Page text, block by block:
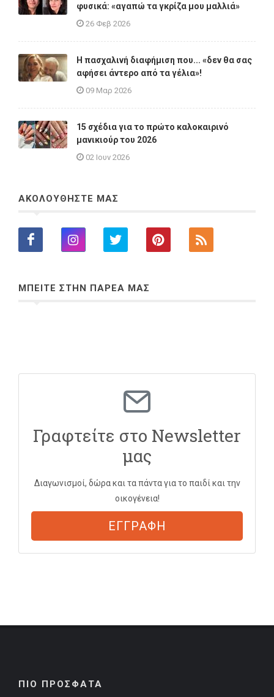
φυσικά: «αγαπώ τα γκρίζα μου μαλλιά»
26 Φεβ 2026
Η πασχαλινή διαφήμιση που... «δεν θα σας
αφήσει άντερο από τα γέλια»!
09 Μαρ 2026
15 σχέδια για το πρώτο καλοκαιρινό
μανικιούρ του 2026
02 Ιουν 2026
ΑΚΟΛΟΥΘΗΣΤΕ ΜΑΣ
ΜΠΕΙΤΕ ΣΤΗΝ ΠΑΡΕΑ ΜΑΣ
Γραφτείτε στο Newsletter
μας
Διαγωνισμοί, δώρα και τα πάντα για το παιδί και την
οικογένεια!
ΕΓΓΡΑΦΗ
ΠΙΟ ΠΡΟΣΦΑΤΑ